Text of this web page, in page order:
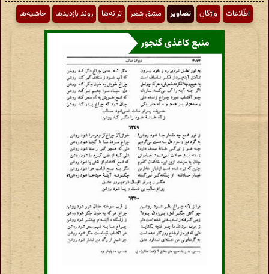
اطّلاعات واژگان تصاویر مشق شعر ترانه‌ها روند بازدیدها حاشیه‌ها
منبع کاغذی گنجور